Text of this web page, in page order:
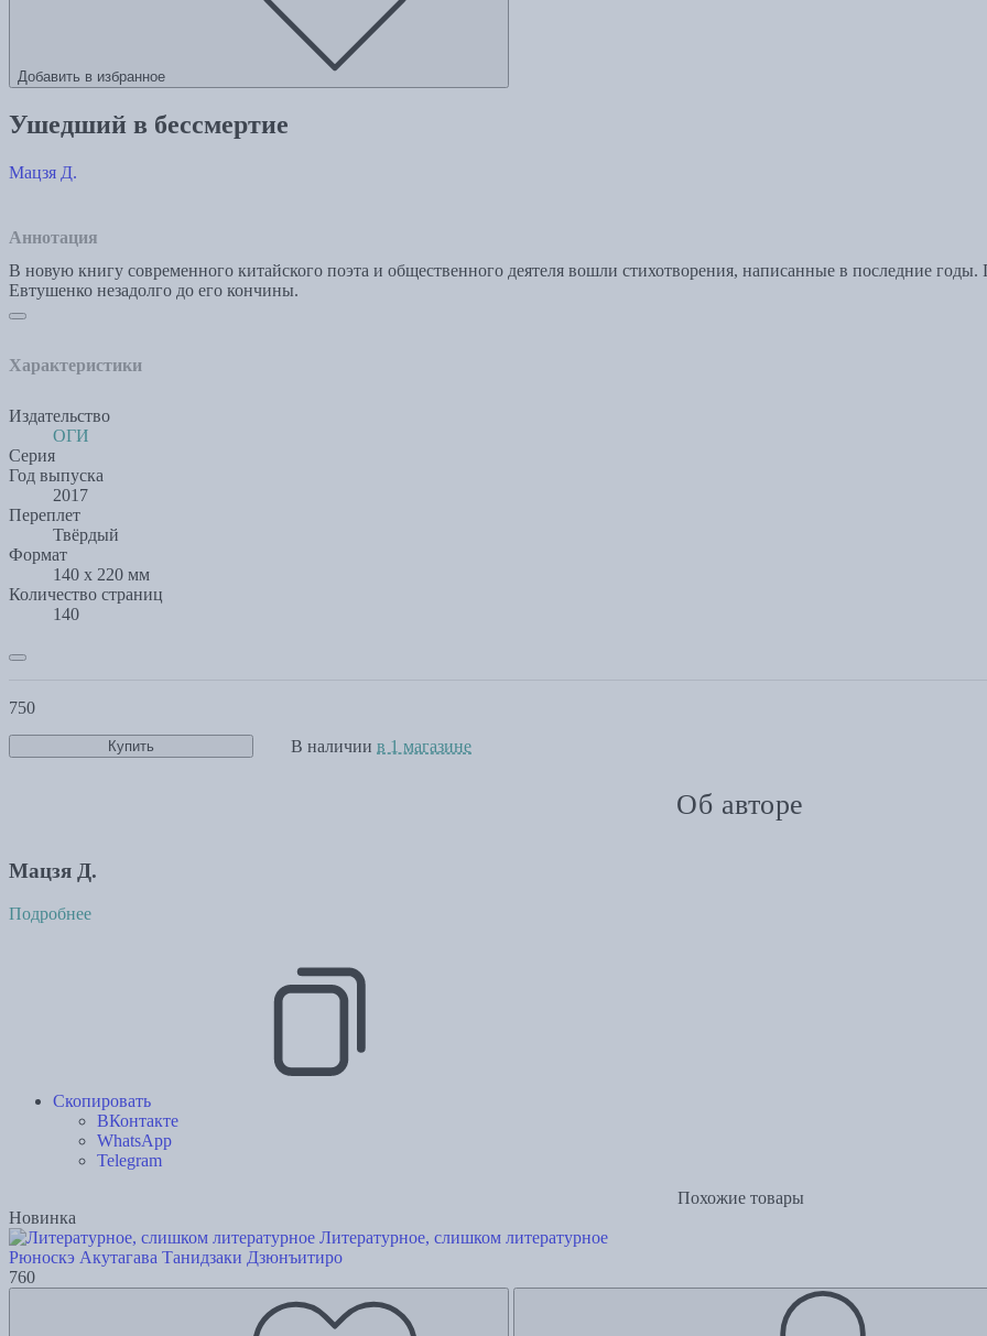
Добавить в избранное
Ушедший в бессмертие
Мацзя Д.
Аннотация
В новую книгу современного китайского поэта и общественного деятеля вошли стихотворения, написанные в последние
Евтушенко незадолго до его кончины.
Характеристики
Издательство
ОГИ
Серия
Год выпуска
2017
Переплет
Твёрдый
Формат
140 х 220 мм
Количество страниц
140
750
Купить В наличии в 1 магазине
Об авторе
Мацзя Д.
Подробнее
Скопировать
ВКонтакте
WhatsApp
Telegram
Похожие товары
Новинка
Литературное, слишком литературное
Рюноскэ Акутагава Танидзаки Дзюнъитиро
760